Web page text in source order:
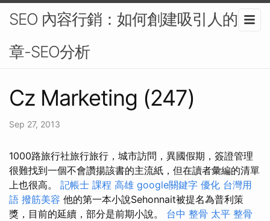
SEO 內容行銷：如何創建吸引人的文
章-SEO分析
Cz Marketing (247)
Sep 27, 2013
1000路旅行社旅行旅行，城市訪問，異國假期，簽證管理
很難找到一個不會讚揚該書的主流紙，但在讀者彙編的清單
上也很高。 記帳士 課程 高雄 google關鍵字 優化 台灣用
語 撥筋美容 他的第一本小說Sehonnait被提名為普利策
獎，目前的延續，部分是前期小說。 台中 整骨 太平 整骨